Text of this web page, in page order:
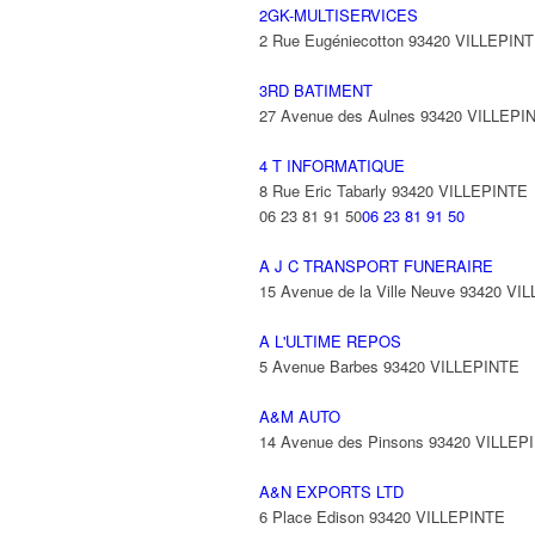
2GK-MULTISERVICES
2 Rue Eugéniecotton 93420
3RD BATIMENT
27 Avenue des Aulnes 93420
4 T INFORMATIQUE
8 Rue Eric Tabarly 93420 VILLEPINTE
06 23 81 91 5006 23 81 91 50
A J C TRANSPORT FUNERAIRE
15 Avenue de la Ville Neuve 93420
A L'ULTIME REPOS
5 Avenue Barbes 93420 VILLEPINTE
A&M AUTO
14 Avenue des Pinsons 93420
A&N EXPORTS LTD
6 Place Edison 93420 VILLEPINTE